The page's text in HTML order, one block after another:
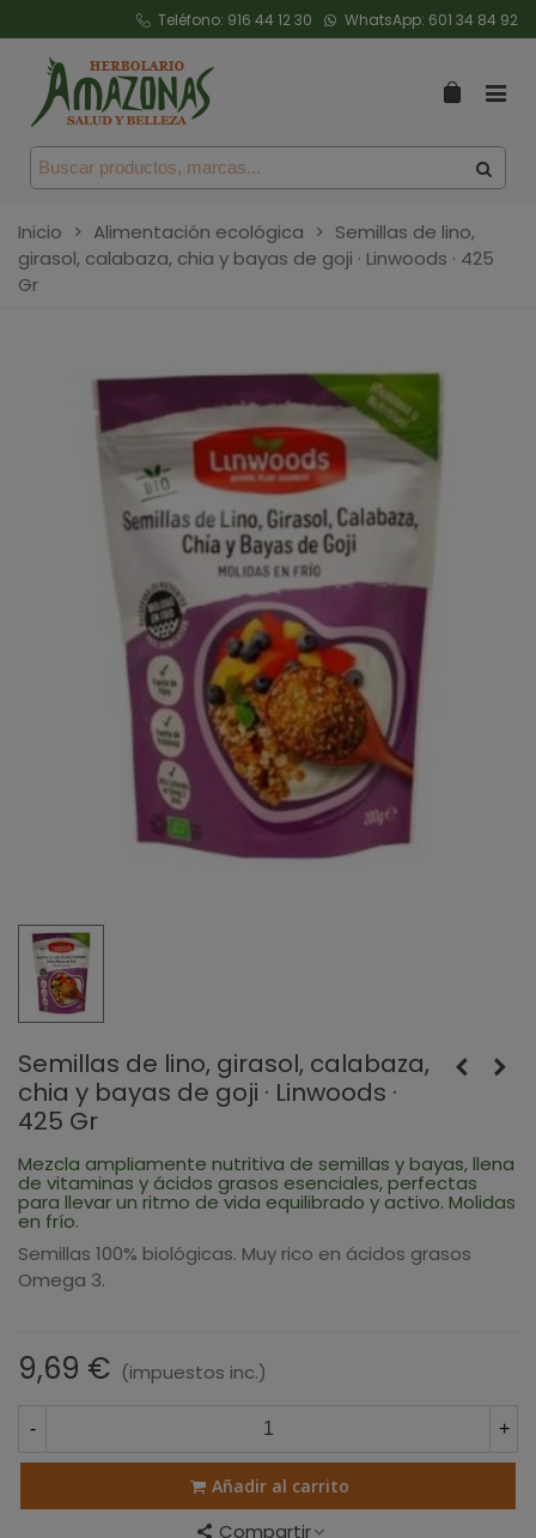
Teléfono: 916 44 12 30 WhatsApp: 601 34 84 92
Inicio > Alimentación ecológica > Semillas de lino,
girasol, calabaza, chia y bayas de goji · Linwoods · 425
Gr
Semillas de lino, girasol, calabaza,
chia y bayas de goji · Linwoods ·
425 Gr
Mezcla ampliamente nutritiva de semillas y bayas, llena
de vitaminas y ácidos grasos esenciales, perfectas
para llevar un ritmo de vida equilibrado y activo. Molidas
en frío.
Semillas 100% biológicas. Muy rico en ácidos grasos
Omega 3.
9,69 € (impuestos inc.)
- +
Añadir al carrito
Compartir